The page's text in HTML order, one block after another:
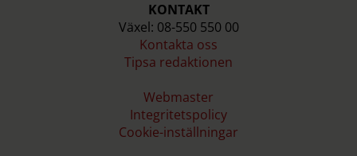
KONTAKT
Växel: 08-550 550 00
Kontakta oss
Tipsa redaktionen
Webmaster
Integritetspolicy
Cookie-inställningar